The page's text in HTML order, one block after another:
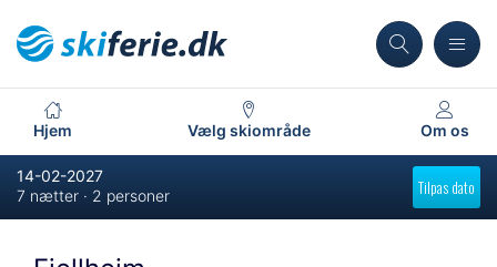
Hjem Vælg skiområde Om os
14-02-2027
7 nætter · 2 personer
Tilpas dato